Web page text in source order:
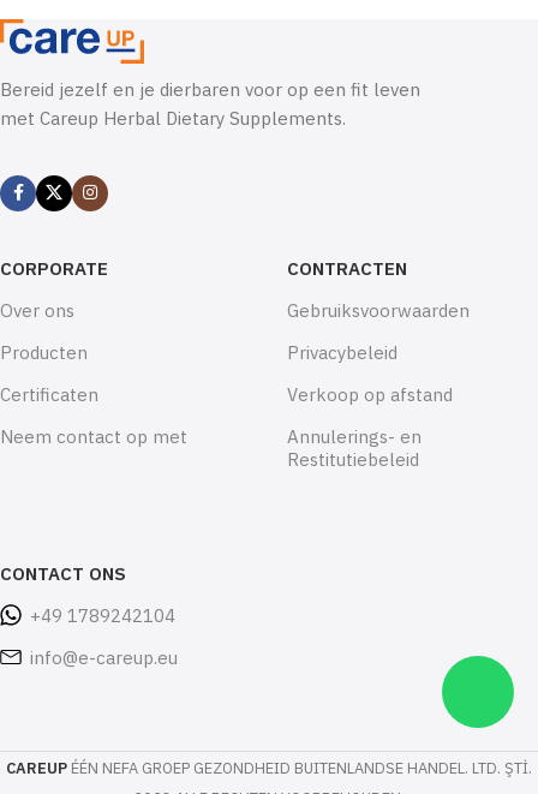
Bereid jezelf en je dierbaren voor op een fit leven
met Careup Herbal Dietary Supplements.
CORPORATE
Over ons
Producten
Certificaten
Neem contact op met
CONTRACTEN
Gebruiksvoorwaarden
Privacybeleid
Verkoop op afstand
Annulerings- en
Restitutiebeleid
CONTACT ONS
+49 1789242104
info@e-careup.eu
CAREUP ÉÉN NEFA GROEP GEZONDHEID BUITENLANDSE HANDEL. LTD. ŞTİ.